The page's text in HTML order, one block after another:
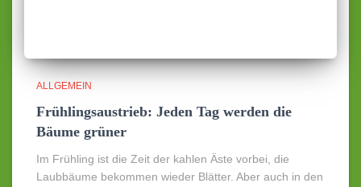
ALLGEMEIN
Frühlingsaustrieb: Jeden Tag werden die
Bäume grüner
Im Frühling ist die Zeit der kahlen Äste vorbei, die
Laubbäume bekommen wieder Blätter. Aber auch in den